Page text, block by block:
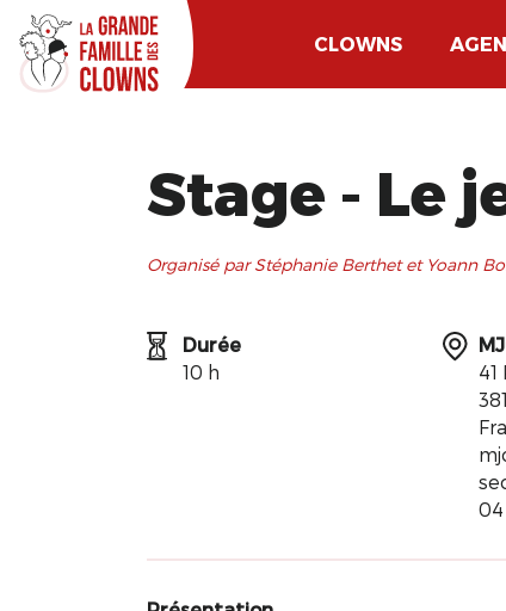
CLOWNS
Stage - Le
Organisé par Stéphanie Berthet et Yoann
Durée
10 h
41
04